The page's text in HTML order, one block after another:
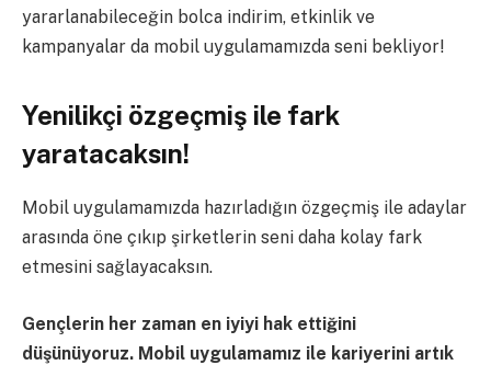
yararlanabileceğin bolca indirim, etkinlik ve
kampanyalar da mobil uygulamamızda seni bekliyor!
Yenilikçi özgeçmiş ile fark
yaratacaksın!
Mobil uygulamamızda hazırladığın özgeçmiş ile adaylar
arasında öne çıkıp şirketlerin seni daha kolay fark
etmesini sağlayacaksın.
Gençlerin her zaman en iyiyi hak ettiğini
düşünüyoruz. Mobil uygulamamız ile kariyerini artık